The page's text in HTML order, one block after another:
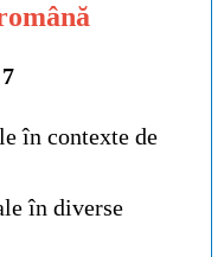
în contexte de
în diverse